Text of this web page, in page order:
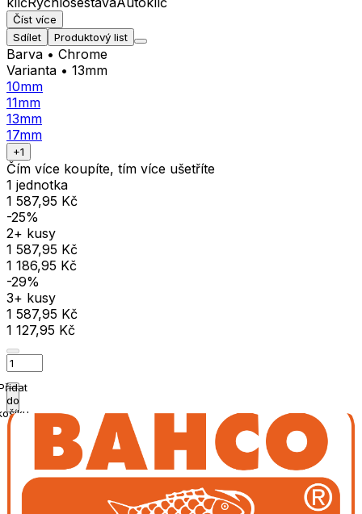
Číst více
Sdílet
Produktový list
Barva • Chrome
Varianta • 13mm
10mm
11mm
13mm
17mm
+1
Čím více koupíte, tím více ušetříte
1 jednotka
1 587,95 Kč
-25%
2+ kusy
1 587,95 Kč
1 186,95 Kč
-29%
3+ kusy
1 587,95 Kč
1 127,95 Kč
do